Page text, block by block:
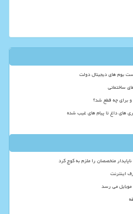
بوم های دیجیتال دولت
ساختمانی
و برای چه قطع شد؟
های داغ تا پیام های غیب شده
متخصصان را ملزم به کوچ کرد
اینترنت
موبایل می رسد